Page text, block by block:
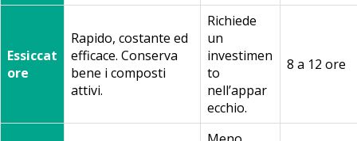
Essiccat
ore
Rapido, costante ed
efficace. Conserva
bene i composti
attivi.
Richiede
un
investimen
to
nell’appar
ecchio.
8 a 12 ore